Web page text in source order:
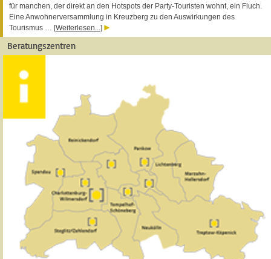
für manchen, der direkt an den Hotspots der Party-Touristen wohnt, ein Fluch.
Eine Anwohnerversammlung in Kreuzberg zu den Auswirkungen des
Tourismus … [Weiterlesen...]
Beratungszentren